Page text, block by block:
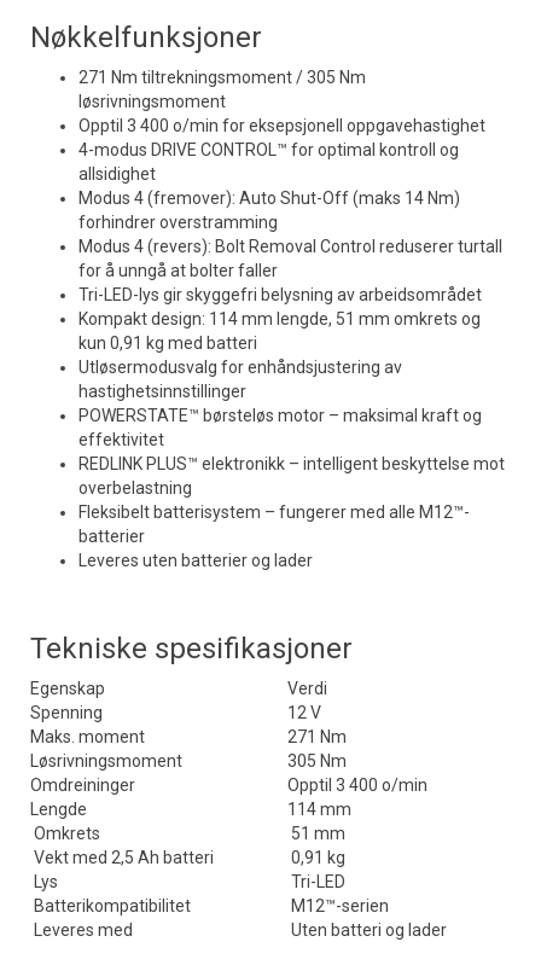
Nøkkelfunksjoner
271 Nm tiltrekningsmoment / 305 Nm
løsrivningsmoment
Opptil 3 400 o/min for eksepsjonell oppgavehastighet
4-modus DRIVE CONTROL™ for optimal kontroll og
allsidighet
Modus 4 (fremover): Auto Shut-Off (maks 14 Nm)
forhindrer overstramming
Modus 4 (revers): Bolt Removal Control reduserer turtall
for å unngå at bolter faller
Tri-LED-lys gir skyggefri belysning av arbeidsområdet
Kompakt design: 114 mm lengde, 51 mm omkrets og
kun 0,91 kg med batteri
Utløsermodusvalg for enhåndsjustering av
hastighetsinnstillinger
POWERSTATE™ børsteløs motor – maksimal kraft og
effektivitet
REDLINK PLUS™ elektronikk – intelligent beskyttelse mot
overbelastning
Fleksibelt batterisystem – fungerer med alle M12™-
batterier
Leveres uten batterier og lader
Tekniske spesifikasjoner
Egenskap
Verdi
Spenning
12 V
Maks. moment
271 Nm
Løsrivningsmoment
305 Nm
Omdreininger
Opptil 3 400 o/min
Lengde
114 mm
Omkrets
51 mm
Vekt med 2,5 Ah batteri
0,91 kg
Lys
Tri-LED
Batterikompatibilitet
M12™-serien
Leveres med
Uten batteri og lader